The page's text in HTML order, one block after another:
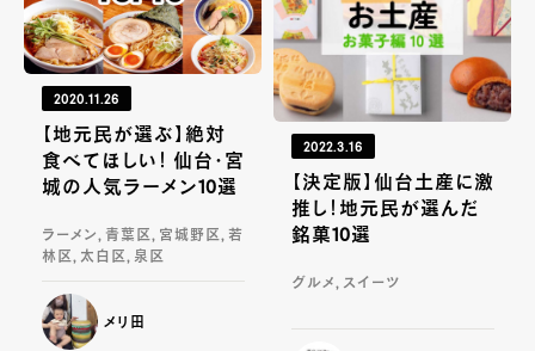
2020.11.26
【地元民が選ぶ】絶対
食べてほしい！ 仙台・宮
城の人気ラーメン10選
ラーメン, 青葉区, 宮城野区, 若
林区, 太白区, 泉区
メリ田
2022.3.16
【決定版】仙台土産に激
推し！地元民が選んだ
銘菓10選
グルメ, スイーツ